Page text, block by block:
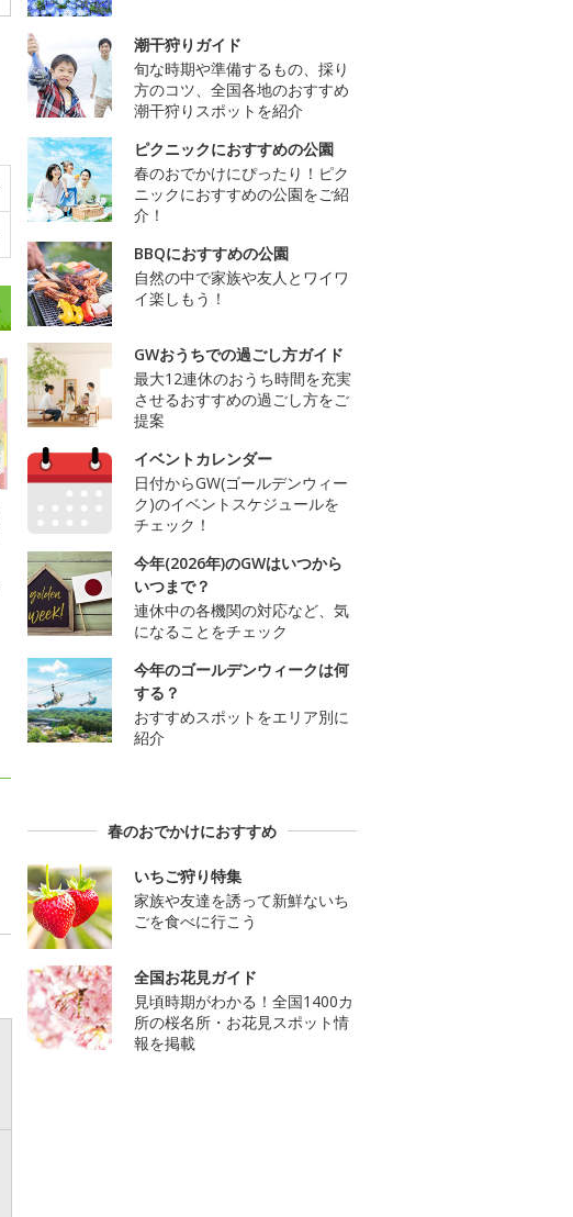
潮干狩りガイド
旬な時期や準備するもの、採り
方のコツ、全国各地のおすすめ
潮干狩りスポットを紹介
ピクニックにおすすめの公園
春のおでかけにぴったり！ピク
ニックにおすすめの公園をご紹
介！
BBQにおすすめの公園
自然の中で家族や友人とワイワ
イ楽しもう！
GWおうちでの過ごし方ガイド
最大12連休のおうち時間を充実
させるおすすめの過ごし方をご
提案
イベントカレンダー
日付からGW(ゴールデンウィー
ク)のイベントスケジュールを
チェック！
今年(2026年)のGWはいつから
いつまで？
連休中の各機関の対応など、気
になることをチェック
今年のゴールデンウィークは何
する？
おすすめスポットをエリア別に
紹介
春のおでかけにおすすめ
いちご狩り特集
家族や友達を誘って新鮮ないち
ごを食べに行こう
全国お花見ガイド
見頃時期がわかる！全国1400カ
所の桜名所・お花見スポット情
報を掲載